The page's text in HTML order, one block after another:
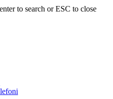
to search or ESC to close